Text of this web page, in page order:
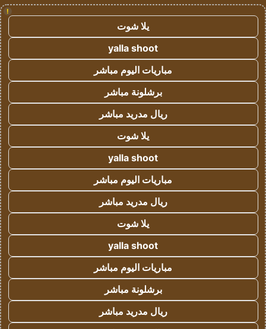
!
يلا شوت
yalla shoot
مباريات اليوم مباشر
برشلونة مباشر
ريال مدريد مباشر
يلا شوت
yalla shoot
مباريات اليوم مباشر
ريال مدريد مباشر
يلا شوت
yalla shoot
مباريات اليوم مباشر
برشلونة مباشر
ريال مدريد مباشر